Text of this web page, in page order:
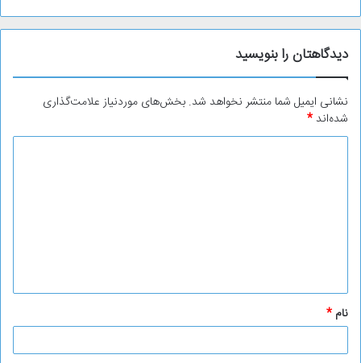
دیدگاهتان را بنویسید
نشانی ایمیل شما منتشر نخواهد شد. بخش‌های موردنیاز علامت‌گذاری
شده‌اند*
*
نام *